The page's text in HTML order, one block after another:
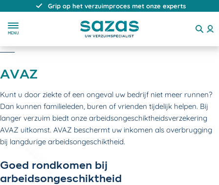
Grip op het verzuimproces met onze experts
MENU
AVAZ
Kunt u door ziekte of een ongeval uw bedrijf niet meer runnen?
Dan kunnen familieleden, buren of vrienden tijdelijk helpen. Bij
langer verzuim biedt onze arbeidsongeschiktheidsverzekering
AVAZ uitkomst. AVAZ beschermt uw inkomen als overbrugging
bij langdurige arbeidsongeschiktheid.
Goed rondkomen bij
arbeidsongeschiktheid